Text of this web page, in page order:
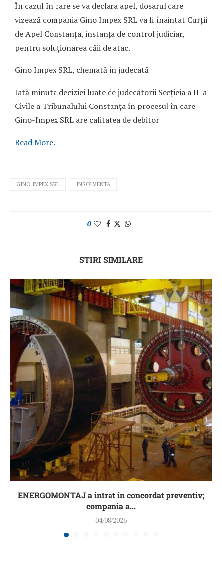
În cazul în care se va declara apel, dosarul care
vizează compania Gino Impex SRL va fi înaintat Curții
de Apel Constanța, instanța de control judiciar,
pentru soluționarea căii de atac.
Gino Impex SRL, chemată în judecată
Iată minuta deciziei luate de judecătorii Secțieia a II-a
Civile a Tribunalului Constanța în procesul în care
Gino-Impex SRL are calitatea de debitor
Read More.
GINO IMPEX SRL INSOLVENTA
0
STIRI SIMILARE
ENERGOMONTAJ a intrat în concordat preventiv;
compania a...
04/08/2026